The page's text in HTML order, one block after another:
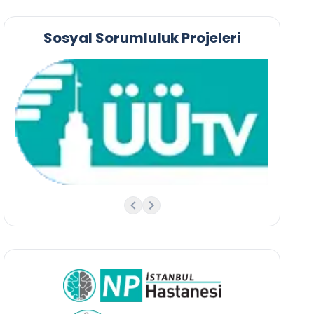
Sosyal Sorumluluk Projeleri